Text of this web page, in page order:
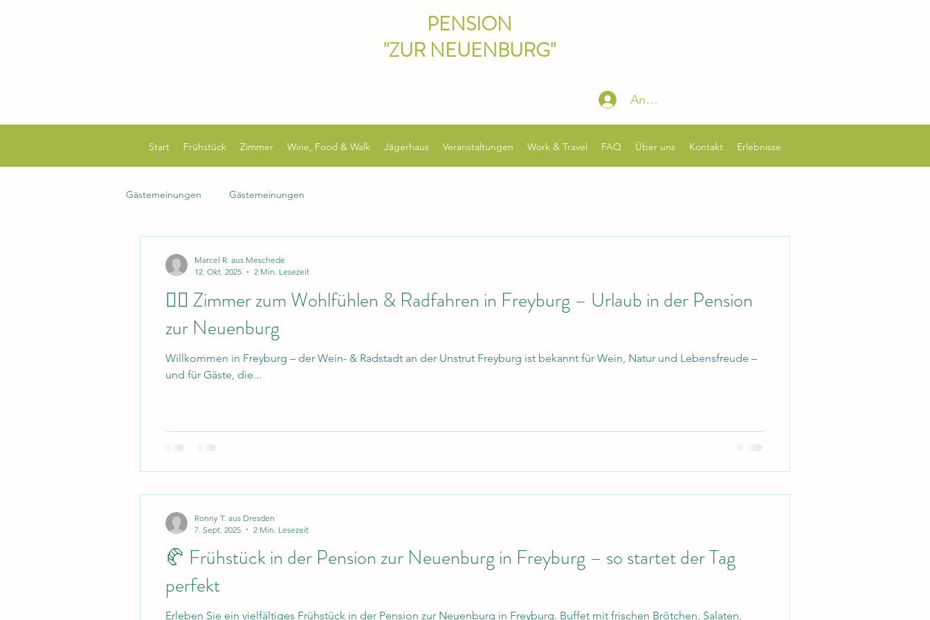
PENSION
"ZUR NEUENBURG"
Start Frühstück Zimmer Wine, Food & Walk Jägerhaus Veranstaltungen Work & Travel FAQ Über uns Kontakt Erlebnisse
Anmelden
Gästemeinungen Gästemeinungen
🚴‍♀️ Zimmer zum Wohlfühlen & Radfahren in Freyburg – Urlaub in der Pension
zur Neuenburg
Willkommen in Freyburg – der Wein- & Radstadt an der Unstrut Freyburg ist bekannt für Wein, Natur und Lebensfreude –
und für Gäste, die...
Marcel R. aus Meschede
12. Okt. 2025
2 Min. Lesezeit
🥐 Frühstück in der Pension zur Neuenburg in Freyburg – so startet der Tag
perfekt
Erleben Sie ein vielfältiges Frühstück in der Pension zur Neuenburg in Freyburg. Buffet mit frischen Brötchen, Salaten,
Ronny T. aus Dresden
7. Sept. 2025
2 Min. Lesezeit